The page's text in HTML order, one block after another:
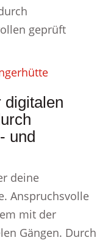
geprüft
digitalen
und
deine
Anspruchsvolle
mit der
Gängen. Durch